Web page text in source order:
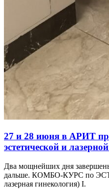
27 и 28 июня в АРИТ
эстетической и
Два мощнейших дня
дальше. КОМБО-КУРС по
лазерная гинекология) I.